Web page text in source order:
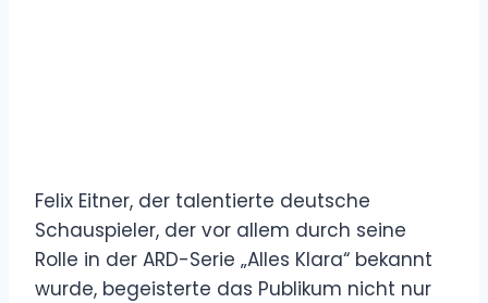
Felix Eitner, der talentierte deutsche
Schauspieler, der vor allem durch seine
Rolle in der ARD-Serie „Alles Klara“ bekannt
wurde, begeisterte das Publikum nicht nur